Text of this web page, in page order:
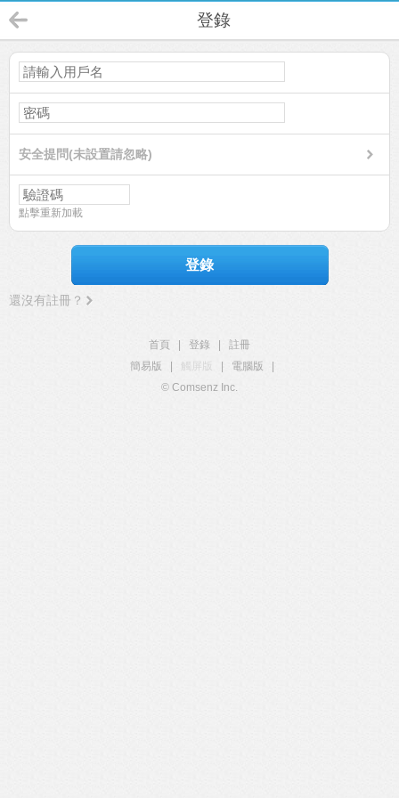
登錄
安全提問(未設置請忽略)
點擊重新加載
登錄
還沒有註冊？
首頁 登錄
註冊
簡易版
觸屏版 電腦版
© Comsenz Inc.